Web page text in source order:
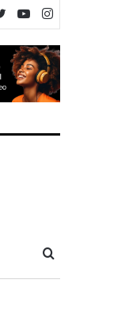
YouTube
Twitter
Tafuta